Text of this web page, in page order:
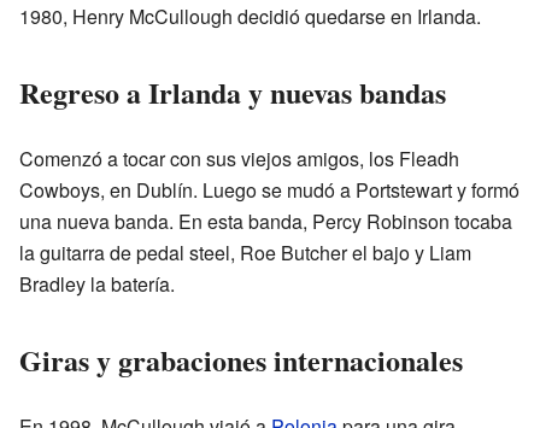
1980, Henry McCullough decidió quedarse en Irlanda.
Regreso a Irlanda y nuevas bandas
Comenzó a tocar con sus viejos amigos, los Fleadh
Cowboys, en Dublín. Luego se mudó a Portstewart y formó
una nueva banda. En esta banda, Percy Robinson tocaba
la guitarra de pedal steel, Roe Butcher el bajo y Liam
Bradley la batería.
Giras y grabaciones internacionales